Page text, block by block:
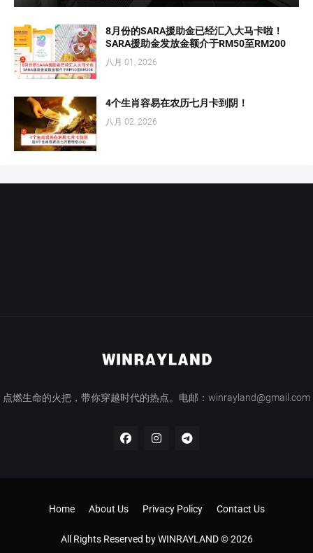
8月份的SARA援助金已经汇入大马卡啦！
SARA援助金发放金额介于RM50至RM200
八月 01, 2026
4个生肖容易在农历七月卡到阴！
八月 02, 2026
点燃生命的火把，带你穿越时代的热点。电邮：winrayland@gmail.com
All Rights Reserved by WINRAYLAND © 2026
Home About Us Privacy Policy Contact Us